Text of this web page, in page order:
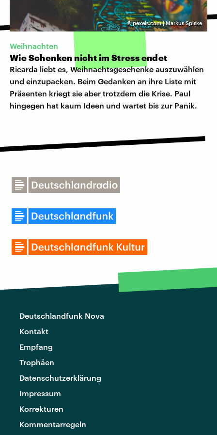
©pexels.com | Markus Spiske
Weihnachten
Wie Schenken nicht im Stress endet
Ricarda liebt es, Weihnachtsgeschenke auszuwählen
und einzupacken. Beim Gedanken an ihre Liste mit
Präsenten kriegt sie aber trotzdem die Krise. Paul
hingegen hat kaum Ideen und wartet bis zur Panik.
Deutschlandfunk Nova
Kontakt
Empfang
Trophäen
Datenschutzerklärung
Impressum
Korrekturen
Kommentarregeln